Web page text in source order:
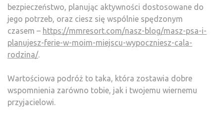
bezpieczeństwo, planując aktywności dostosowane do
jego potrzeb, oraz ciesz się wspólnie spędzonym
czasem – https://mmresort.com/nasz-blog/masz-psa-i-
planujesz-ferie-w-moim-miejscu-wypoczniesz-cala-
rodzina/
Wartościowa podróż to taka, która zostawia dobre
wspomnienia zarówno tobie, jak i twojemu wiernemu
przyjacielowi.